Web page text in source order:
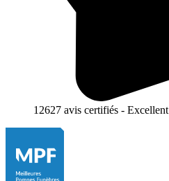
12627 avis certifiés - Excellent